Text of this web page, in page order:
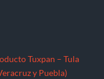
Tuxpan – Tula
y Puebla)